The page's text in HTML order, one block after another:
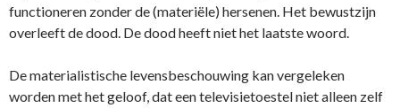
functioneren zonder de (materiële) hersenen. Het bewustzijn
overleeft de dood. De dood heeft niet het laatste woord.
De materialistische levensbeschouwing kan vergeleken
worden met het geloof, dat een televisietoestel niet alleen zelf